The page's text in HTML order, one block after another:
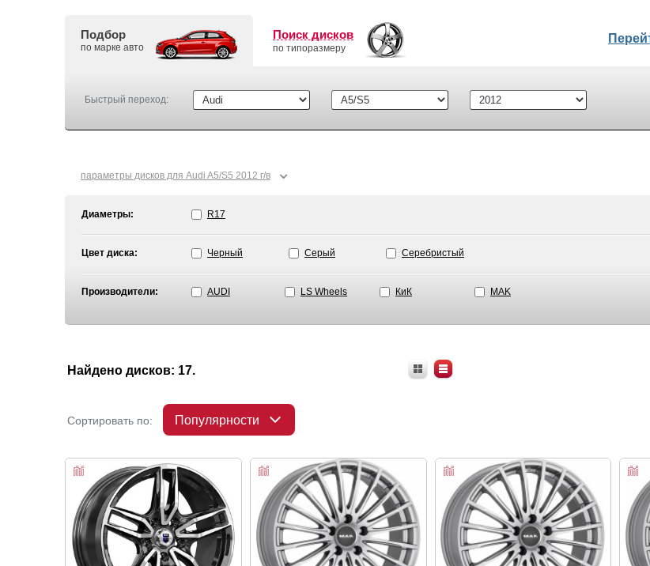
Подбор
по марке авто
Поиск дисков
по типоразмеру
Быстрый переход:
параметры дисков для Audi A5/S5 2012 г/в ⌄
Диаметры: R17
Цвет диска: Черный Серый Серебристый
Производители: AUDI LS Wheels КиК MAK
Найдено дисков: 17.
Сортировать по: Популярности